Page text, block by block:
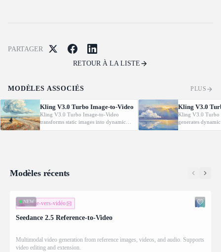
PARTAGER
RETOUR À LA LISTE
MODÈLES ASSOCIÉS PLUS
Kling V3.0 Turbo Image-to-Video
Kling V3.0 Turbo Image-to-Video
transforms static images into dynamic
cinematic videos using MVL technology.
Kling V3.0
Kling V3.0 Turbo
generates
from text
Modèles récents
NEW
image-vers-vidéo
Seedance 2.5 Reference-to-Video
Multimodal video generation from reference images, videos, and audio. Supports
video editing and extension.